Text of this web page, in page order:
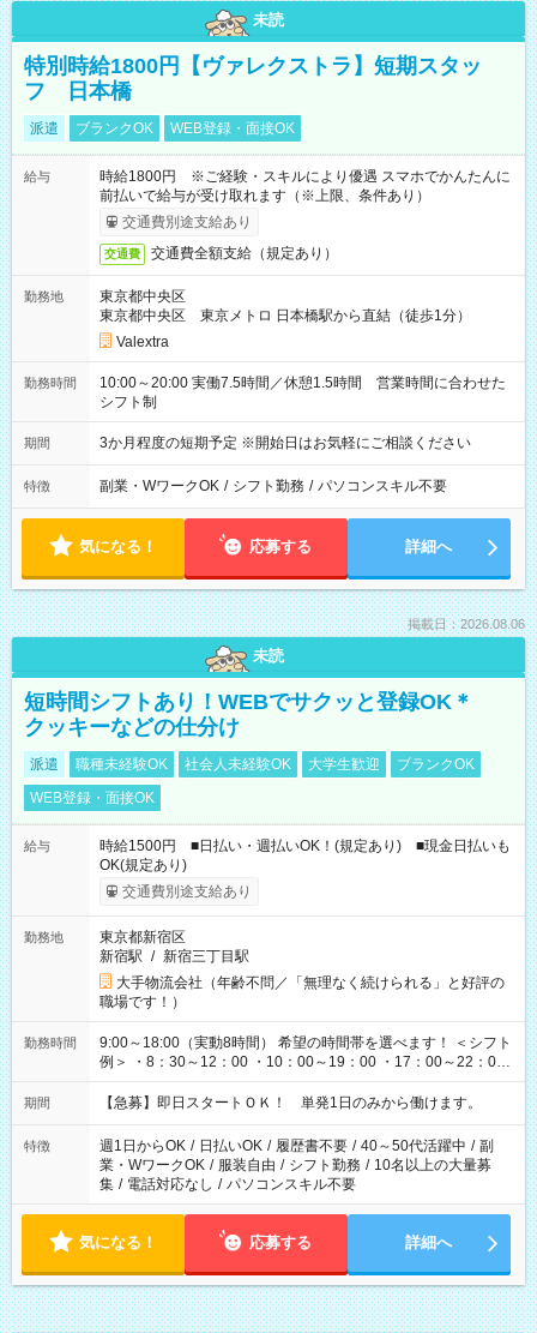
未読
特別時給1800円【ヴァレクストラ】短期スタッ
フ 日本橋
派遣 ブランクOK WEB登録・面接OK
給与
時給1800円 ※ご経験・スキルにより優遇 スマホでかんたんに
前払いで給与が受け取れます（※上限、条件あり）
交通費別途支給あり
交通費 交通費全額支給（規定あり）
勤務地
東京都中央区
東京都中央区 東京メトロ 日本橋駅から直結（徒歩1分）
Valextra
勤務時間
10:00～20:00 実働7.5時間／休憩1.5時間 営業時間に合わせた
シフト制
期間 3か月程度の短期予定 ※開始日はお気軽にご相談ください
特徴 副業・WワークOK / シフト勤務 / パソコンスキル不要
気になる！ 応募する 詳細へ
掲載日：2026.08.06
未読
短時間シフトあり！WEBでサクッと登録OK＊
クッキーなどの仕分け
派遣 職種未経験OK 社会人未経験OK 大学生歓迎
ブランクOK
WEB登録・面接OK
給与
時給1500円 ■日払い・週払いOK！(規定あり) ■現金日払いも
OK(規定あり)
交通費別途支給あり
勤務地
東京都新宿区
新宿駅 / 新宿三丁目駅
大手物流会社（年齢不問／「無理なく続けられる」と好評の
職場です！）
勤務時間
9:00～18:00（実動8時間） 希望の時間帯を選べます！ ＜シフト
例＞ ・8：30～12：00 ・10：00～19：00 ・17：00～22：00
・13：00～22：00 ・22：00～翌6：00 など
期間 【急募】即日スタートＯＫ！ 単発1日のみから働けます。
特徴 週1日からOK / 日払いOK / 履歴書不要 / 40～50代活躍中 / 副
業・WワークOK / 服装自由 / シフト勤務 / 10名以上の大量募
集 / 電話対応なし / パソコンスキル不要
気になる！ 応募する 詳細へ